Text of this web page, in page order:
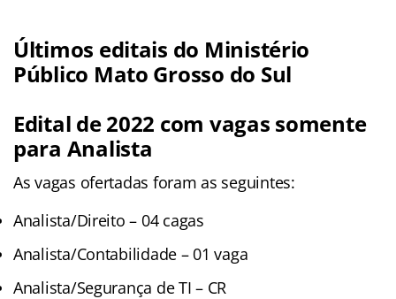
Últimos editais do Ministério
Público Mato Grosso do Sul
Edital de 2022 com vagas somente
para Analista
As vagas ofertadas foram as seguintes:
Analista/Direito – 04 cagas
Analista/Contabilidade – 01 vaga
Analista/Segurança de TI – CR